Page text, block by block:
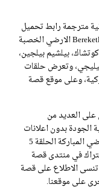
الاراضي المباركة الحلقة 5 الثانية مترجمة رابط تحميل
الحلقة 5 من الأراضي المباركة Bereketli Topraklar EP05 الارضي الخصبة
بيلشيم بيلجين،
كيليجي، وتعرض حلقات
في بالتركية، وعلى موقع قصة
العديد من
الجودة بدون اعلانات
مزعجة. في هذه الحلقة نعرض لكم مسلسل الاراضي المباركة الحلقة 5
في منتدى قصة
الاطلاع على قصة
على موقعنا.